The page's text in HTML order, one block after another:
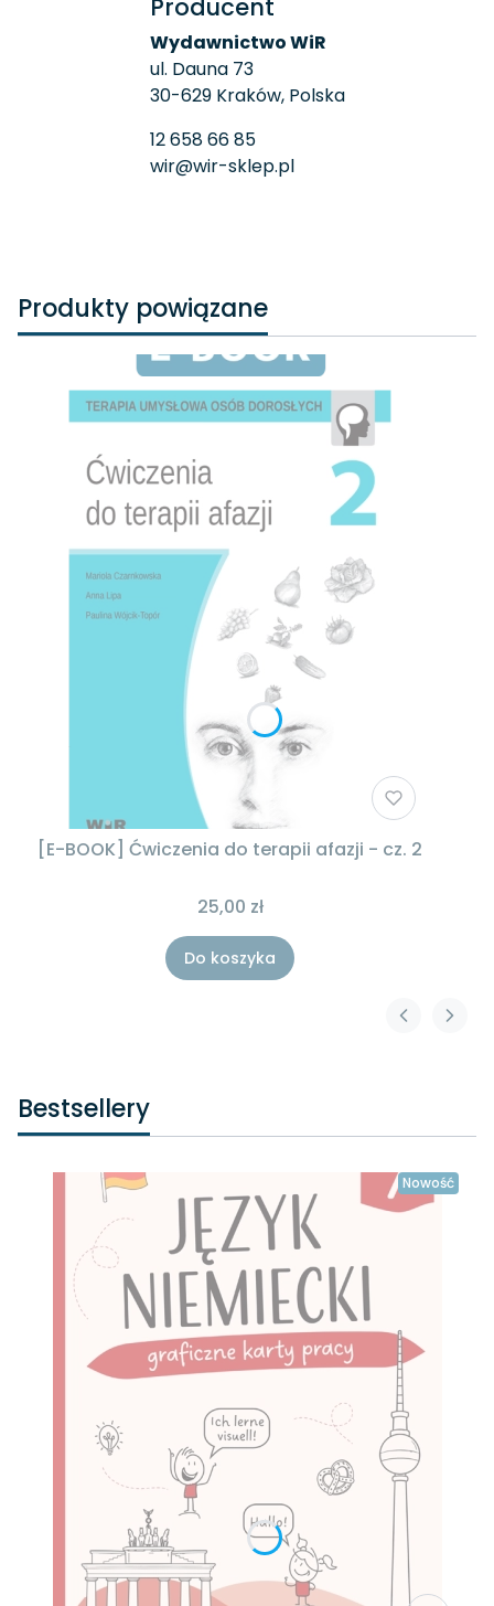
Producent
Wydawnictwo WiR
ul. Dauna 73
30-629 Kraków, Polska
12 658 66 85
wir@wir-sklep.pl
Produkty powiązane
[E-BOOK] Ćwiczenia do terapii afazji - cz. 2
25,00 zł
Do koszyka
Bestsellery
Nowość